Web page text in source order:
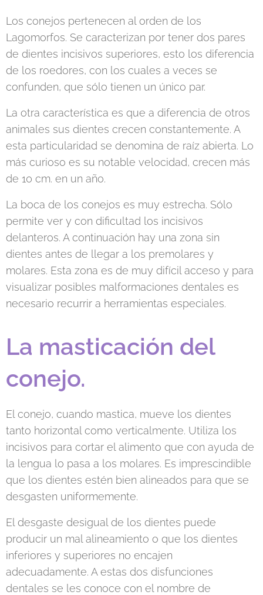
Los conejos pertenecen al orden de los
Lagomorfos. Se caracterizan por tener dos pares
de dientes incisivos superiores, esto los diferencia
de los roedores, con los cuales a veces se
confunden, que sólo tienen un único par.
La otra característica es que a diferencia de otros
animales sus dientes crecen constantemente. A
esta particularidad se denomina de raíz abierta. Lo
más curioso es su notable velocidad, crecen más
de 10 cm. en un año.
La boca de los conejos es muy estrecha. Sólo
permite ver y con dificultad los incisivos
delanteros. A continuación hay una zona sin
dientes antes de llegar a los premolares y
molares. Esta zona es de muy difícil acceso y para
visualizar posibles malformaciones dentales es
necesario recurrir a herramientas especiales.
La masticación del
conejo.
El conejo, cuando mastica, mueve los dientes
tanto horizontal como verticalmente. Utiliza los
incisivos para cortar el alimento que con ayuda de
la lengua lo pasa a los molares. Es imprescindible
que los dientes estén bien alineados para que se
desgasten uniformemente.
El desgaste desigual de los dientes puede
producir un mal alineamiento o que los dientes
inferiores y superiores no encajen
adecuadamente. A estas dos disfunciones
dentales se les conoce con el nombre de